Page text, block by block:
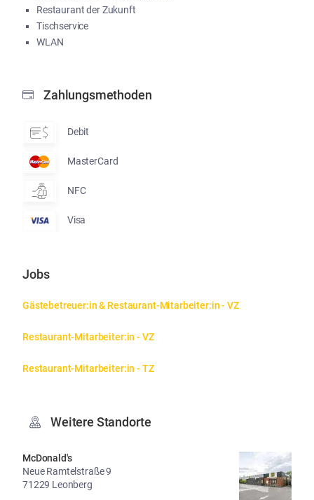
Restaurant der Zukunft
Tischservice
WLAN
Zahlungsmethoden
Debit
MasterCard
NFC
Visa
Jobs
Gästebetreuer:in & Restaurant-Mitarbeiter:in - VZ
Restaurant-Mitarbeiter:in - VZ
Restaurant-Mitarbeiter:in - TZ
Weitere Standorte
McDonald's
Neue Ramtelstraße 9
71229 Leonberg